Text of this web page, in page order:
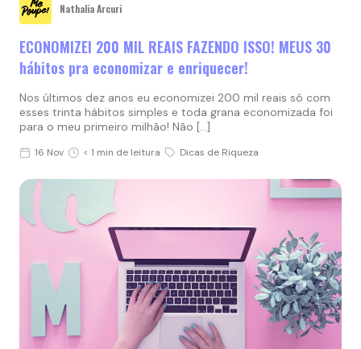
Nathalia Arcuri
ECONOMIZEI 200 MIL REAIS FAZENDO ISSO! MEUS 30
hábitos pra economizar e enriquecer!
Nos últimos dez anos eu economizei 200 mil reais só com
esses trinta hábitos simples e toda grana economizada foi
para o meu primeiro milhão! Não […]
16 Nov < 1 min de leitura Dicas de Riqueza